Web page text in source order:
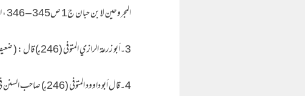
المجروحين لابن حبان ج1 ص345 – 346 ، الميزان للذهبي ج3 ص353 رقم 3642 )
3۔أبو زرعة الرازي المتوفى (246هـ) قال : ( ضعيف الحديث ).تهذيب الكمال ج12 ص327
4۔قال أبو داوود المتوفى (246هـ) صاحب السنن في سيف : ( ليس بشيء ).سؤالات الآجري لأبي داود ج1 ص214 رقم 216)